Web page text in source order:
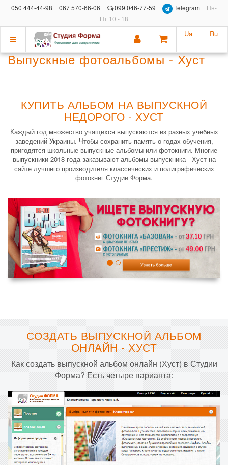
050 444-44-98 067 570-66-06 099 046-77-59 Telegram
Пн-
Пт 10 - 18
Показать
меню
Ua Ru
Выпускные фотоальбомы - Хуст
КУПИТЬ АЛЬБОМ НА ВЫПУСКНОЙ
НЕДОРОГО - ХУСТ
Каждый год множество учащихся выпускаются из разных учебных
заведений Украины. Чтобы сохранить память о годах обучения,
пригодятся школьные выпускные альбомы или фотокниги. Многие
выпускники 2018 года заказывают альбомы выпускника - Хуст на
сайте лучшего производителя классических и полиграфических
фотокниг Студии Форма.
СОЗДАТЬ ВЫПУСКНОЙ АЛЬБОМ
ОНЛАЙН - ХУСТ
Как создать выпускной альбом онлайн (Хуст) в Студии
Форма? Есть четыре варианта: